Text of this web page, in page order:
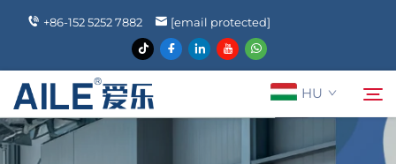
+86-152 5252 7882 [email protected]
HU